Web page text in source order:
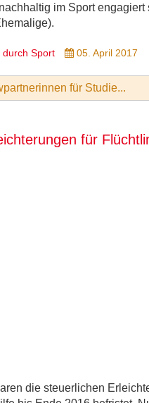
im Sport engagiert
durch Sport 05. April 2017
für Studie...
für
die steuerlichen